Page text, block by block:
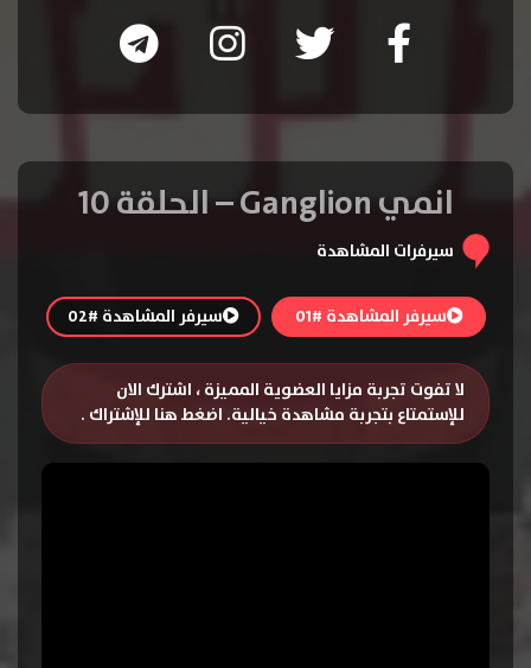
انمي Ganglion – الحلقة 10
سيرفرات المشاهدة
سيرفر المشاهدة #01 سيرفر المشاهدة #02
لا تفوت تجربة مزايا العضوية المميزة ، اشترك الان
للإستمتاع بتجربة مشاهدة خيالية. اضغط هنا للإشتراك .